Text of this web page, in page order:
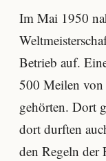
Im Mai 1950
Betrieb auf.
500 Meilen von
gehörten. Dort
dort durften
den Regeln der